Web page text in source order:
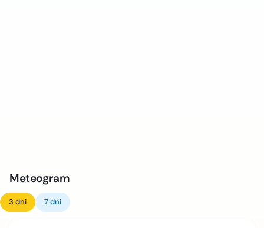
Meteogram
3 dni 7 dni